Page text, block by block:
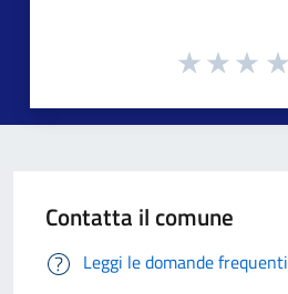
Contatta il comune
Leggi le domande frequenti